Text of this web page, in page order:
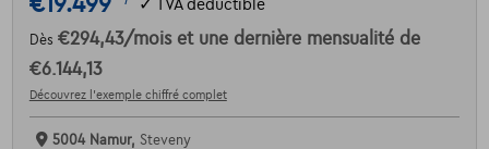
✓ TVA déductible
Dès €294,43/mois et une dernière mensualité de
€6.144,13
Découvrez l’exemple chiffré complet
5004 Namur, Steveny